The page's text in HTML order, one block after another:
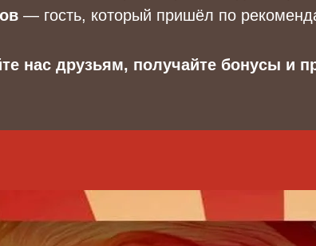
— гость, который пришёл по
нас друзьям, получайте бонусы и